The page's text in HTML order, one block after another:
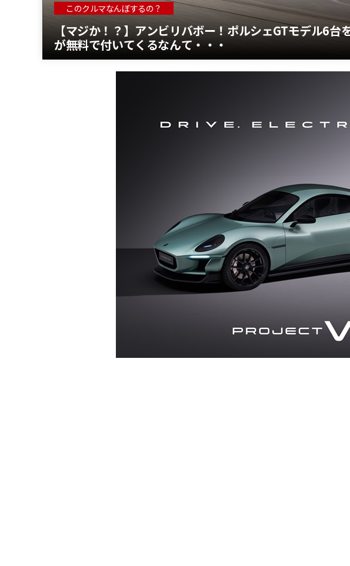
このクルマなんぼするの？
【マジか！？】アンビリバボー！ポルシェGTモデル6台
が無料で付いてくるなんて・・・